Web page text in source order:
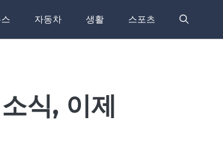
자동차 생활 스포츠
식, 이제